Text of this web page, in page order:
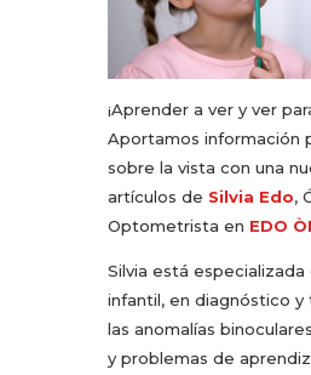
¡Aprender a ver y ver
Aportamos información
sobre la vista con una
artículos de Silvia Edo,
Optometrista en EDO
Silvia está especializada
infantil, en diagnóstico
las anomalías
y problemas de